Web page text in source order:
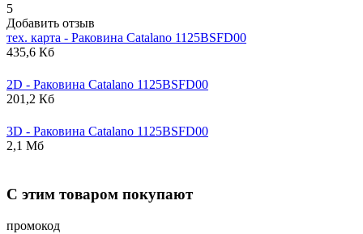
5
Добавить отзыв
тех. карта - Раковина Catalano 1125BSFD00
435,6 Кб
2D - Раковина Catalano 1125BSFD00
201,2 Кб
3D - Раковина Catalano 1125BSFD00
2,1 Мб
С этим товаром покупают
промокод